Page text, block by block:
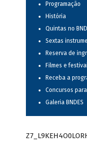
Programação
História
Quintas no
Sextas
Reserva de
Filmes e
Receba a
Concursos
Galeria BNDES